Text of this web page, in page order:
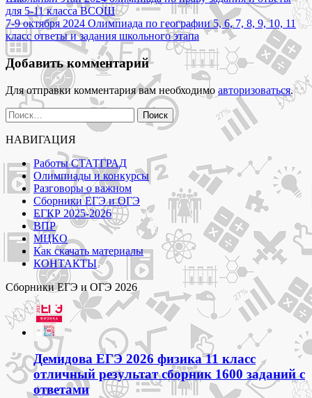
работа
статград
и
ответы
2024"
по
записям
для 5-11 класса ВСОШ
7-9 октября 2024 Олимпиада по географии 5, 6, 7, 8, 9, 10, 11
класс ответы и задания школьного этапа
Добавить комментарий
Для отправки комментария вам необходимо авторизоваться.
Найти:
НАВИГАЦИЯ
Работы СТАТГРАД
Олимпиады и конкурсы
Разговоры о важном
Сборники ЕГЭ и ОГЭ
ЕГКР 2025-2026
ВПР
МЦКО
Как скачать материалы
КОНТАКТЫ
Сборники ЕГЭ и ОГЭ 2026
Демидова ЕГЭ 2026 физика 11 класс
отличный результат сборник 1600 заданий с
ответами